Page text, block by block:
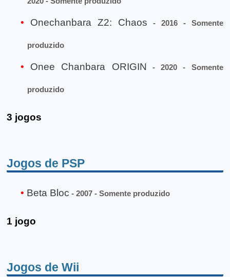
Onechanbara Z2: Chaos - 2016 - Somente
produzido
Onee Chanbara ORIGIN - 2020 - Somente
produzido
3 jogos
Jogos de PSP
Beta Bloc - 2007 - Somente produzido
1 jogo
Jogos de Wii